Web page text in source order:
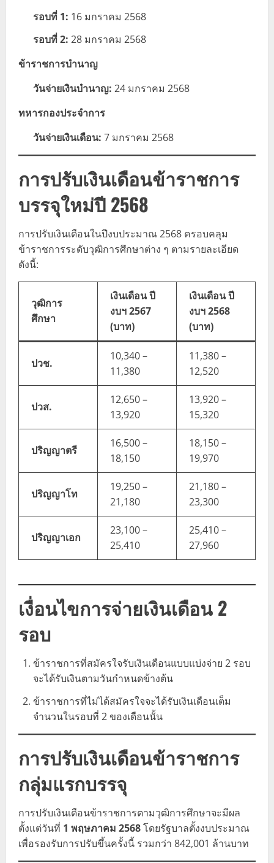
รอบที่ 1: 16 มกราคม 2568
รอบที่ 2: 28 มกราคม 2568
ข้าราชการบำนาญ
วันจ่ายเงินบำนาญ: 24 มกราคม 2568
ทหารกองประจำการ
วันจ่ายเงินเดือน: 7 มกราคม 2568
การปรับเงินเดือนข้าราชการ
บรรจุใหม่ปี 2568
การปรับเงินเดือนในปีงบประมาณ 2568 ครอบคลุม
ข้าราชการระดับวุฒิการศึกษาต่าง ๆ ตามรายละเอียด
ดังนี้:
วุฒิการ
ศึกษา
เงินเดือน ปี
งบฯ 2567
(บาท)
เงินเดือน ปี
งบฯ 2568
(บาท)
ปวช.
10,340 –
11,380
11,380 –
12,520
ปวส.
12,650 –
13,920
13,920 –
15,320
ปริญญาตรี
16,500 –
18,150
18,150 –
19,970
ปริญญาโท
19,250 –
21,180
21,180 –
23,300
ปริญญาเอก
23,100 –
25,410
25,410 –
27,960
เงื่อนไขการจ่ายเงินเดือน 2
รอบ
ข้าราชการที่สมัครใจรับเงินเดือนแบบแบ่งจ่าย 2 รอบ
จะได้รับเงินตามวันกำหนดข้างต้น
ข้าราชการที่ไม่ได้สมัครใจจะได้รับเงินเดือนเต็ม
จำนวนในรอบที่ 2 ของเดือนนั้น
การปรับเงินเดือนข้าราชการ
กลุ่มแรกบรรจุ
การปรับเงินเดือนข้าราชการตามวุฒิการศึกษาจะมีผล
ตั้งแต่วันที่ 1 พฤษภาคม 2568โดยรัฐบาลตั้งงบประมาณ
เพื่อรองรับการปรับขึ้นครั้งนี้ รวมกว่า 842,001 ล้านบาท